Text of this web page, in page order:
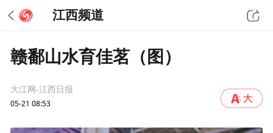
江西频道
赣鄱山水育佳茗（图）
大江网-江西日报
05-21 08:53